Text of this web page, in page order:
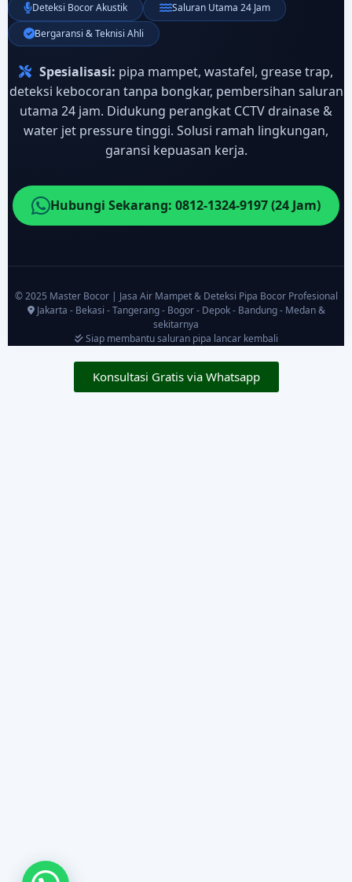
Deteksi Bocor Akustik
Saluran Utama 24 Jam
Bergaransi & Teknisi Ahli
Spesialisasi: pipa mampet, wastafel, grease trap,
deteksi kebocoran tanpa bongkar, pembersihan saluran
utama 24 jam. Didukung perangkat CCTV drainase &
water jet pressure tinggi. Solusi ramah lingkungan,
garansi kepuasan kerja.
Hubungi Sekarang: 0812-1324-9197 (24 Jam)
© 2025 Master Bocor | Jasa Air Mampet & Deteksi Pipa Bocor Profesional
Jakarta - Bekasi - Tangerang - Bogor - Depok - Bandung - Medan &
sekitarnya
Siap membantu saluran pipa lancar kembali
Konsultasi Gratis via Whatsapp